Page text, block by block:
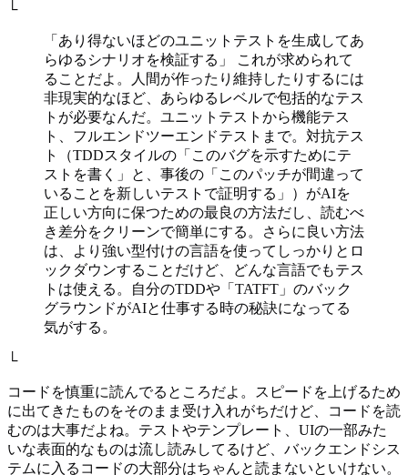
└
「あり得ないほどのユニットテストを生成してあ
らゆるシナリオを検証する」 これが求められて
ることだよ。人間が作ったり維持したりするには
非現実的なほど、あらゆるレベルで包括的なテス
トが必要なんだ。ユニットテストから機能テス
ト、フルエンドツーエンドテストまで。対抗テス
ト（TDDスタイルの「このバグを示すためにテ
ストを書く」と、事後の「このパッチが間違って
いることを新しいテストで証明する」）がAIを
正しい方向に保つための最良の方法だし、読むべ
き差分をクリーンで簡単にする。さらに良い方法
は、より強い型付けの言語を使ってしっかりとロ
ックダウンすることだけど、どんな言語でもテス
トは使える。自分のTDDや「TATFT」のバック
グラウンドがAIと仕事する時の秘訣になってる
気がする。
└
コードを慎重に読んでるところだよ。スピードを上げるため
に出てきたものをそのまま受け入れがちだけど、コードを読
むのは大事だよね。テストやテンプレート、UIの一部みた
いな表面的なものは流し読みしてるけど、バックエンドシス
テムに入るコードの大部分はちゃんと読まないといけない。